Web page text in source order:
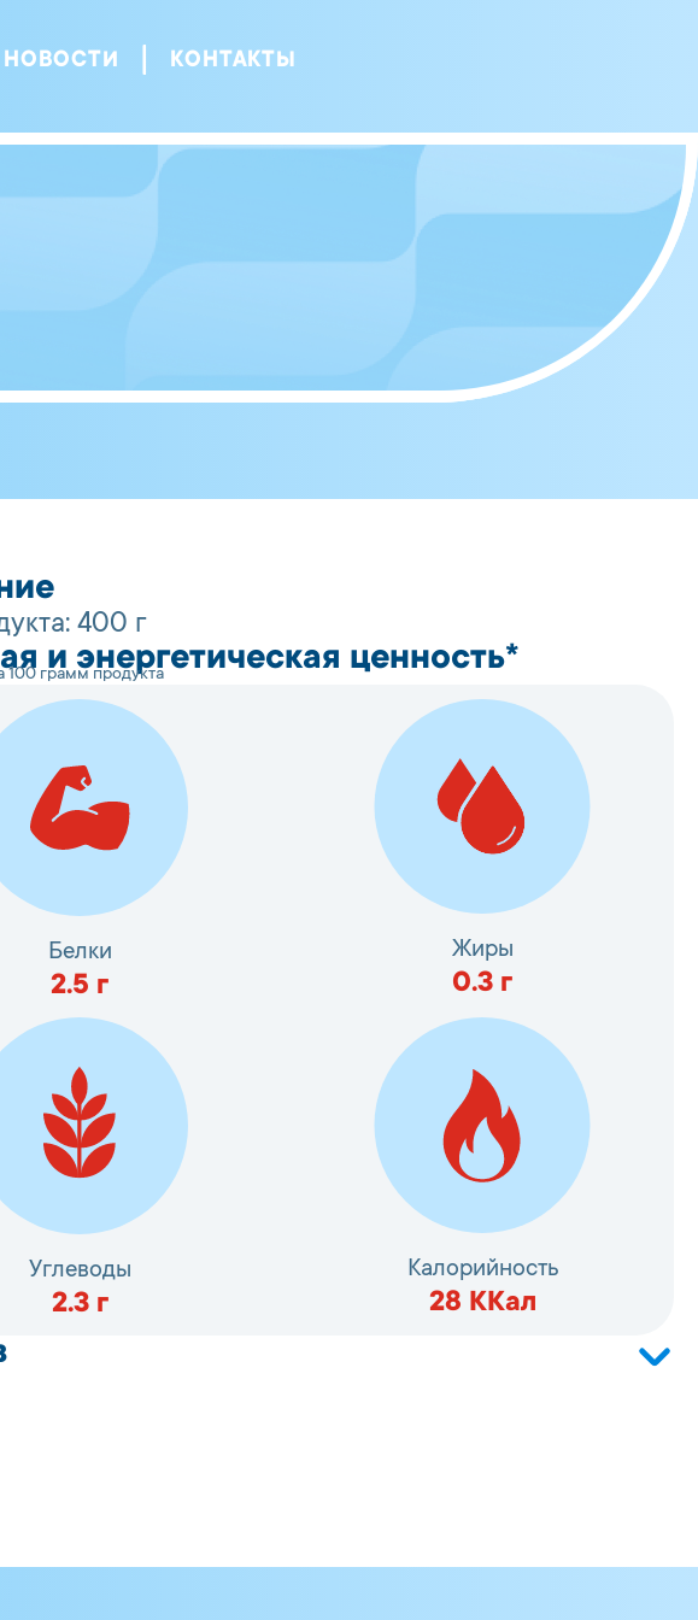
НОВОСТИ КОНТАКТЫ
400 г
и энергетическая ценность*
100 грамм продукта
Белки
2.5 г
Жиры
0.3 г
Углеводы
2.3г
Калорийность
28 ККал